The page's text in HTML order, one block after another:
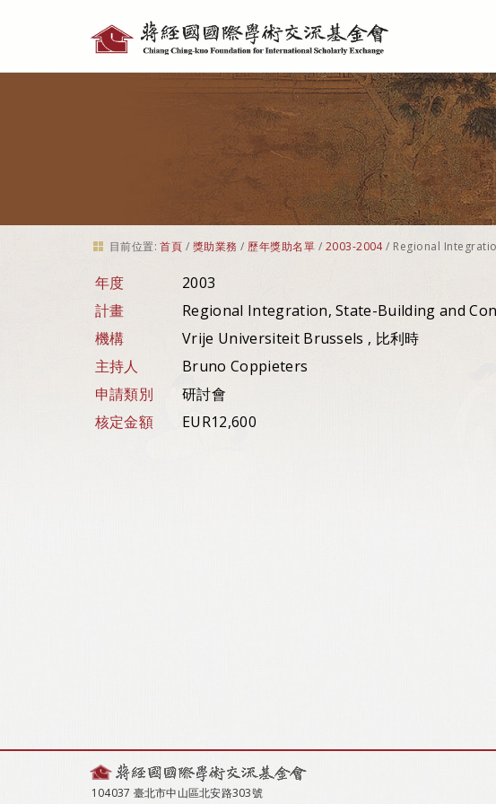
具
目前位置: 首頁 / 獎助業務 / 歷年獎助名單 / 2003-2004 / Regional
年度
2003
計畫
Regional Integration, State-Building and
機構
Vrije Universiteit Brussels , 比利時
主持人
Bruno Coppieters
申請類別
研討會
核定金額
EUR12,600
104037 臺北市中山區北安路303號